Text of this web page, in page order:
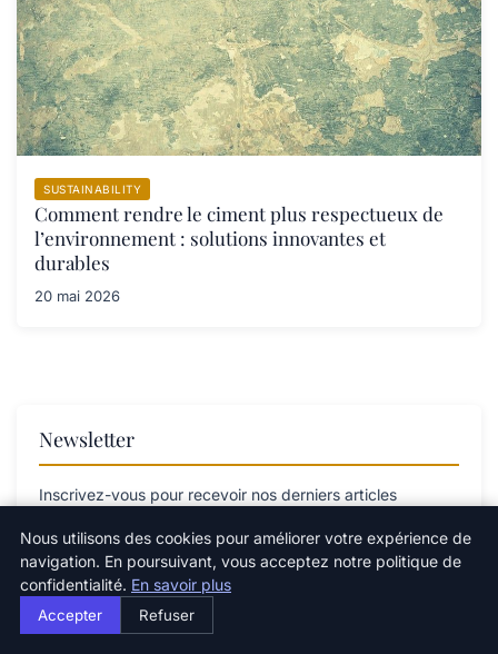
SUSTAINABILITY
Comment rendre le ciment plus respectueux de
l’environnement : solutions innovantes et
durables
20 mai 2026
Newsletter
Inscrivez-vous pour recevoir nos derniers articles
Nous utilisons des cookies pour améliorer votre expérience de
navigation. En poursuivant, vous acceptez notre politique de
confidentialité. En savoir plus
Accepter Refuser